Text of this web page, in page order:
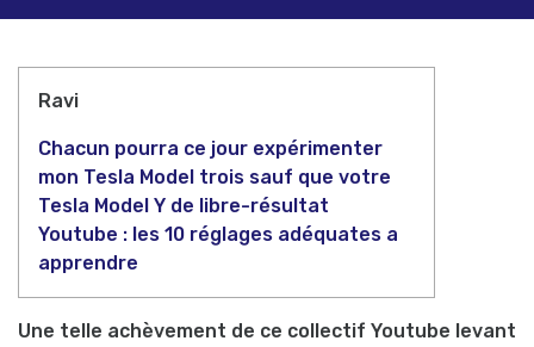
Ravi
Chacun pourra ce jour expérimenter
mon Tesla Model trois sauf que votre
Tesla Model Y de libre-résultat
Youtube : les 10 réglages adéquates a
apprendre
Une telle achèvement de ce collectif Youtube levant